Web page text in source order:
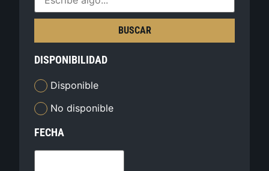
BUSCAR
DISPONIBILIDAD
Disponible
No disponible
FECHA